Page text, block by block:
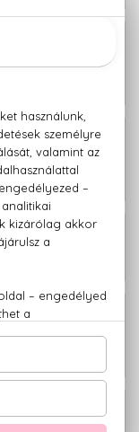
2.190 Ft
BIO
50 ml
2.190 Ft
BIO
BIO
2.190 Ft
3.660 Ft